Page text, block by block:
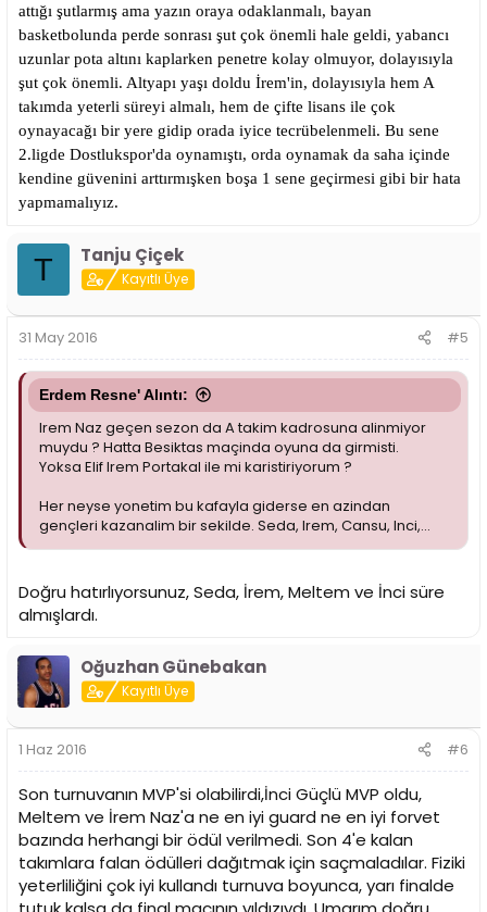
attığı şutlarmış ama yazın oraya odaklanmalı, bayan
basketbolunda perde sonrası şut çok önemli hale geldi, yabancı
uzunlar pota altını kaplarken penetre kolay olmuyor, dolayısıyla
şut çok önemli. Altyapı yaşı doldu İrem'in, dolayısıyla hem A
takımda yeterli süreyi almalı, hem de çifte lisans ile çok
oynayacağı bir yere gidip orada iyice tecrübelenmeli. Bu sene
2.ligde Dostlukspor'da oynamıştı, orda oynamak da saha içinde
kendine güvenini arttırmışken boşa 1 sene geçirmesi gibi bir hata
yapmamalıyız.
T Tanju Çiçek
Kayıtlı Üye
31 May 2016 #5
Erdem Resne' Alıntı:
Irem Naz geçen sezon da A takim kadrosuna alinmiyor
muydu ? Hatta Besiktas maçinda oyuna da girmisti.
Yoksa Elif Irem Portakal ile mi karistiriyorum ?
Her neyse yonetim bu kafayla giderse en azindan
gençleri kazanalim bir sekilde. Seda, Irem, Cansu, Inci,...
Doğru hatırlıyorsunuz, Seda, İrem, Meltem ve İnci süre
almışlardı.
Oğuzhan Günebakan
Kayıtlı Üye
1 Haz 2016 #6
Son turnuvanın MVP'si olabilirdi,İnci Güçlü MVP oldu,
Meltem ve İrem Naz'a ne en iyi guard ne en iyi forvet
bazında herhangi bir ödül verilmedi. Son 4'e kalan
takımlara falan ödülleri dağıtmak için saçmaladılar. Fiziki
yeterliliğini çok iyi kullandı turnuva boyunca, yarı finalde